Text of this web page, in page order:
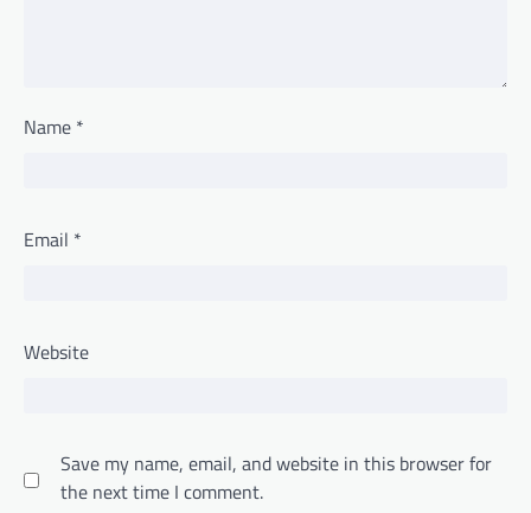
Name *
Email *
Website
Save my name, email, and website in this browser for
the next time I comment.